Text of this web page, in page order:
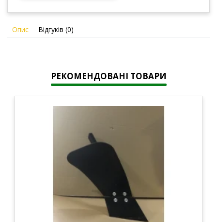
Опис Відгуків (0)
РЕКОМЕНДОВАНІ ТОВАРИ